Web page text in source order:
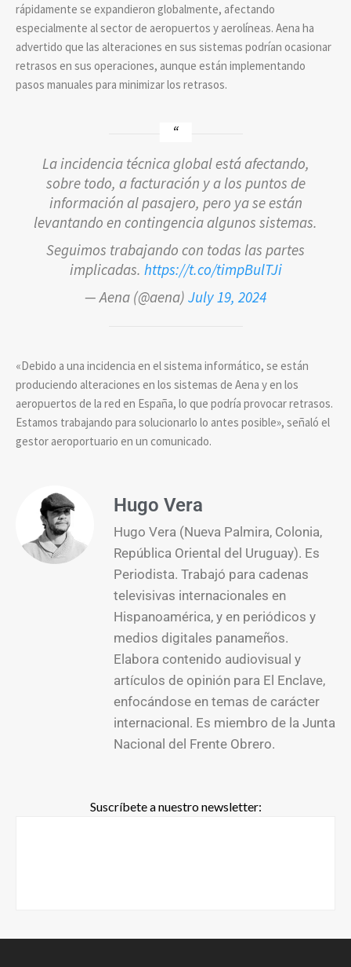
rápidamente se expandieron globalmente, afectando
especialmente al sector de aeropuertos y aerolíneas. Aena ha
advertido que las alteraciones en sus sistemas podrían ocasionar
retrasos en sus operaciones, aunque están implementando
pasos manuales para minimizar los retrasos.
La incidencia técnica global está afectando,
sobre todo, a facturación y a los puntos de
información al pasajero, pero ya se están
levantando en contingencia algunos sistemas.
Seguimos trabajando con todas las partes
implicadas. https://t.co/timpBulTJi
— Aena (@aena) July 19, 2024
«Debido a una incidencia en el sistema informático, se están
produciendo alteraciones en los sistemas de Aena y en los
aeropuertos de la red en España, lo que podría provocar retrasos.
Estamos trabajando para solucionarlo lo antes posible», señaló el
gestor aeroportuario en un comunicado.
Hugo Vera
Hugo Vera (Nueva Palmira, Colonia,
República Oriental del Uruguay). Es
Periodista. Trabajó para cadenas
televisivas internacionales en
Hispanoamérica, y en periódicos y
medios digitales panameños.
Elabora contenido audiovisual y
artículos de opinión para El Enclave,
enfocándose en temas de carácter
internacional. Es miembro de la Junta
Nacional del Frente Obrero.
Suscríbete a nuestro newsletter: